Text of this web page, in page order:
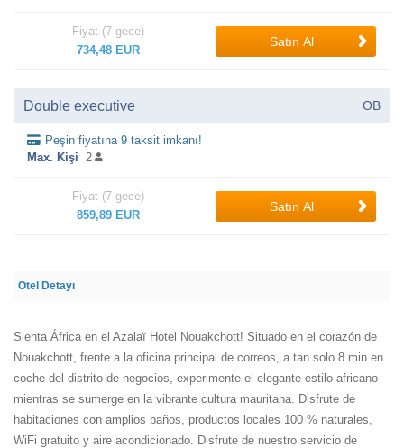
Fiyat (7 gece)
734,48 EUR
Satın Al
Double executive OB
Peşin fiyatına 9 taksit imkanı!
Max. Kişi 2
Fiyat (7 gece)
859,89 EUR
Satın Al
Otel Detayı
Sienta África en el Azalaï Hotel Nouakchott! Situado en el corazón de
Nouakchott, frente a la oficina principal de correos, a tan solo 8 min en
coche del distrito de negocios, experimente el elegante estilo africano
mientras se sumerge en la vibrante cultura mauritana. Disfrute de
habitaciones con amplios baños, productos locales 100 % naturales,
WiFi gratuito y aire acondicionado. Disfrute de nuestro servicio de